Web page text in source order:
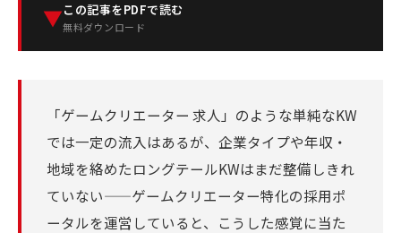
▼この記事をPDFで読む
無料ダウンロード
「ゲームクリエーター 求人」のような単純なKW
では一定の流入はあるが、企業タイプや年収・
地域を絡めたロングテールKWはまだ整備しきれ
ていない——ゲームクリエーター特化の採用ポ
ータルを運営していると、こうした感覚に当た